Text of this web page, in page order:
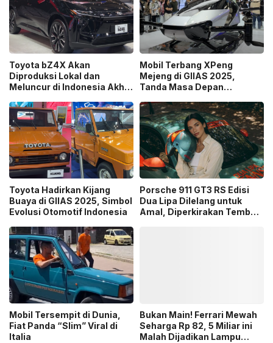
Toyota bZ4X Akan
Diproduksi Lokal dan
Meluncur di Indonesia Akhir
Mobil Terbang XPeng
Mejeng di GIIAS 2025,
Tanda Masa Depan
Dekat
Toyota Hadirkan Kijang
Buaya di GIIAS 2025, Simbol
Evolusi Otomotif Indonesia
Porsche 911 GT3 RS Edisi
Dua Lipa Dilelang untuk
Amal, Diperkirakan Tembus
Mobil Tersempit di Dunia,
Fiat Panda “Slim” Viral di
Italia
Bukan Main! Ferrari Mewah
Seharga Rp 82, 5 Miliar ini
Malah Dijadikan Lampu